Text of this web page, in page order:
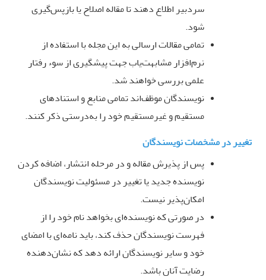
سردبیر اطلاع دهند تا مقاله اصلاح یا بازپس‌گیری
شود.
تمامی مقالات ارسالی به این مجله با استفاده از
نرم‌افزار مشابهت‌یاب جهت پیشگیری از سوء رفتار
علمی بررسی خواهند شد.
نویسندگان موظف‌اند تمامی منابع و استنادهای
مستقیم و غیرمستقیم خود را به‌درستی ذکر کنند.
تغییر در مشخصات نویسندگان
پس از پذیرش مقاله و در مرحله انتشار، اضافه کردن
نویسنده جدید یا تغییر در مسئولیت نویسندگان
امکان‌پذیر نیست.
در صورتی که نویسنده‌ای بخواهد نام خود را از
فهرست نویسندگان حذف کند، باید نامه‌ای با امضای
خود و سایر نویسندگان ارائه دهد که نشان‌دهنده
رضایت آنان باشد.